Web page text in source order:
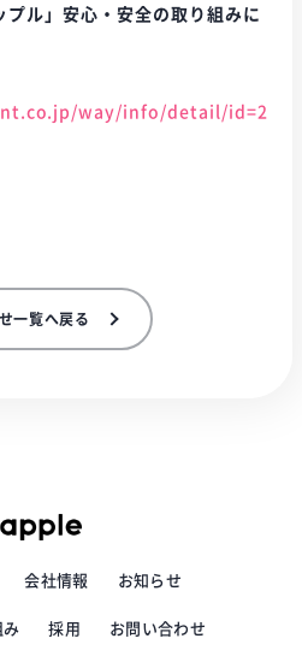
プル」安心・安全の取り組みに
way/info/detail/id=2
一覧へ戻る
会社情報 お知らせ
み 採用 お問い合わせ